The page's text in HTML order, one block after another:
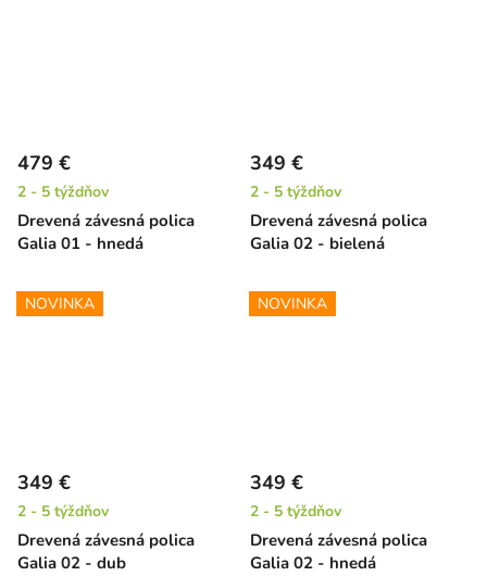
Drevená závesná polica
Galia 01 - hnedá
479 €
2 - 5 týždňov
Drevená závesná polica
Galia 02 - bielená
349 €
2 - 5 týždňov
NOVINKA
Drevená závesná polica
Galia 02 - dub
349 €
2 - 5 týždňov
NOVINKA
Drevená závesná polica
Galia 02 - hnedá
349 €
2 - 5 týždňov